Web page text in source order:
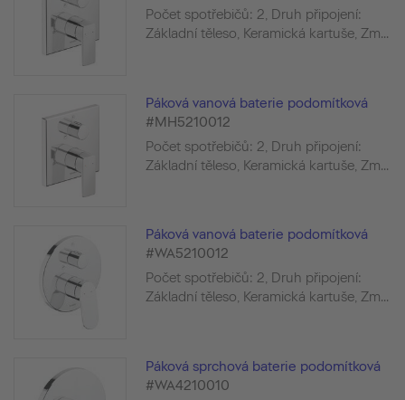
Počet spotřebičů: 2, Druh připojení:
Základní těleso, Keramická kartuše, Zm...
Páková vanová baterie podomítková
#MH5210012
Počet spotřebičů: 2, Druh připojení:
Základní těleso, Keramická kartuše, Zm...
Páková vanová baterie podomítková
#WA5210012
Počet spotřebičů: 2, Druh připojení:
Základní těleso, Keramická kartuše, Zm...
Páková sprchová baterie podomítková
#WA4210010